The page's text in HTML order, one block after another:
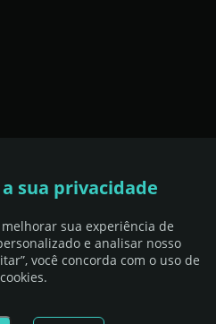
sua privacidade
sua experiência de
e analisar nosso
você concorda com o uso de
cookies.